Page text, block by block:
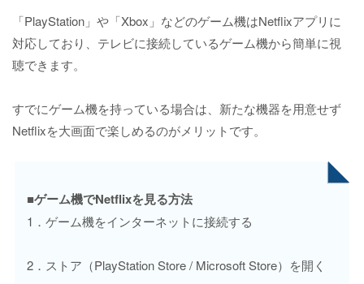
「PlayStation」や「Xbox」などのゲーム機はNetflixアプリに
対応しており、テレビに接続しているゲーム機から簡単に視
聴できます。
すでにゲーム機を持っている場合は、新たな機器を用意せず
Netflixを大画面で楽しめるのがメリットです。
■ゲーム機でNetflixを見る方法
1．ゲーム機をインターネットに接続する
2．ストア（PlayStation Store / Microsoft Store）を開く